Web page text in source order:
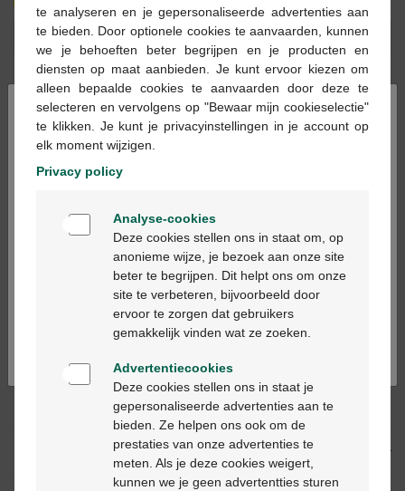
Bestellen Reserveren
Op voorraad online
- +
Max. aantal = 6
Op werkdagen vóór 12u besteld, volgende
werkdag geleverd
levering in je Multipharma apotheek
levering thuis vanaf €55
Klantendienst
via chat of
Productbeschrijving
×
Bienvenue
Ga verder in het nederlands
Continuez en français
te analyseren en je gepersonaliseerde advertenties aan
te bieden. Door optionele cookies te aanvaarden, kunnen
we je behoeften beter begrijpen en je producten en
diensten op maat aanbieden. Je kunt ervoor kiezen om
alleen bepaalde cookies te aanvaarden door deze te
selecteren en vervolgens op "Bewaar mijn cookieselectie"
te klikken. Je kunt je privacyinstellingen in je account op
elk moment wijzigen.
Privacy policy
Analyse-cookies
Deze cookies stellen ons in staat om, op
anonieme wijze, je bezoek aan onze site
beter te begrijpen. Dit helpt ons om onze
site te verbeteren, bijvoorbeeld door
ervoor te zorgen dat gebruikers
gemakkelijk vinden wat ze zoeken.
Advertentiecookies
Deze cookies stellen ons in staat je
gepersonaliseerde advertenties aan te
bieden. Ze helpen ons ook om de
prestaties van onze advertenties te
meten. Als je deze cookies weigert,
kunnen we je geen advertentties sturen